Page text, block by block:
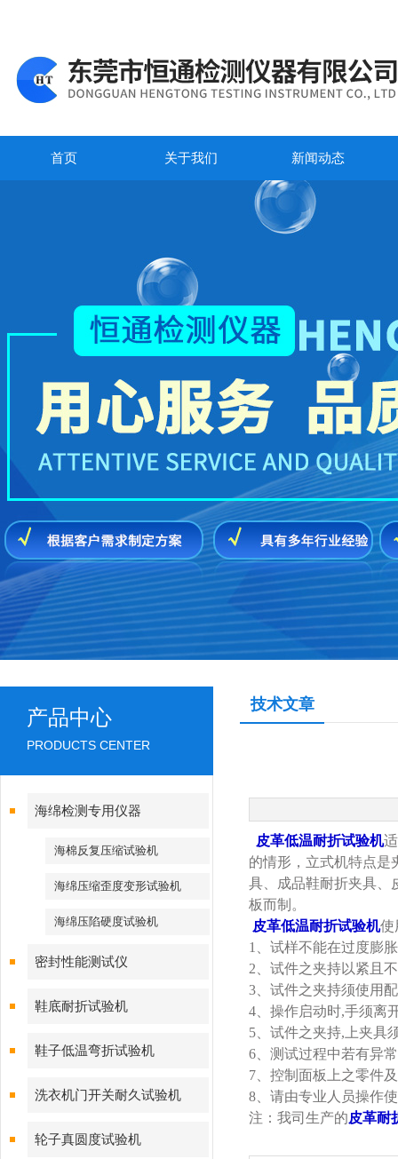
首页 关于我们 新闻动态
产品中心
PRODUCTS CENTER
海绵检测专用仪器
海棉反复压缩试验机
海绵压缩歪度变形试验机
海绵压陷硬度试验机
密封性能测试仪
鞋底耐折试验机
鞋子低温弯折试验机
洗衣机门开关耐久试验机
轮子真圆度试验机
技术文章
皮革低温耐折试验机
的情形，立式机特点是
具、成品鞋耐折夹具、
板而制。
皮革低温耐折试验机使
1
、试样不能在过度膨
2 、试件之夹持以紧且
3 、试件之夹持须使用
4 、操作启动时,手须离
5 、试件之夹持, 上夹具
6 、测试过程中若有异
7 、控制面板上之零件
8 、请由专业人员操作
注：我司生产的皮革耐